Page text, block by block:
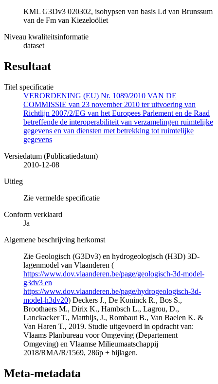
KML G3Dv3 020302, isohypsen van basis Ld van Brunssum
van de Fm van Kiezeloöliet
Niveau kwaliteitsinformatie
dataset
Resultaat
Titel specificatie
VERORDENING (EU) Nr. 1089/2010 VAN DE
COMMISSIE van 23 november 2010 ter uitvoering van
Richtlijn 2007/2/EG van het Europees Parlement en de Raad
betreffende de interoperabiliteit van verzamelingen ruimtelijke
gegevens en van diensten met betrekking tot ruimtelijke
gegevens
Versiedatum (Publicatiedatum)
2010-12-08
Uitleg
Zie vermelde specificatie
Conform verklaard
Ja
Algemene beschrijving herkomst
Zie Geologisch (G3Dv3) en hydrogeologisch (H3D) 3D-
lagenmodel van Vlaanderen (
https://www.dov.vlaanderen.be/page/geologisch-3d-model-
g3dv3 en
https://www.dov.vlaanderen.be/page/hydrogeologisch-3d-
model-h3dv20) Deckers J., De Koninck R., Bos S.,
Broothaers M., Dirix K., Hambsch L., Lagrou, D.,
Lanckacker T., Matthijs, J., Rombaut B., Van Baelen K. &
Van Haren T., 2019. Studie uitgevoerd in opdracht van:
Vlaams Planbureau voor Omgeving (Departement
Omgeving) en Vlaamse Milieumaatschappij
2018/RMA/R/1569, 286p + bijlagen.
Meta-metadata